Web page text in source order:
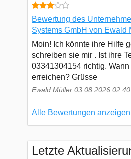
Bewertung des
Systems GmbH von Ewald
Moin! Ich könnte ihre Hilfe
schreiben sie mir . Ist ihre
03341304154 richtig.
erreichen? Grüsse
Ewald Müller 03.08.2026 02:40
Alle Bewertungen anzeigen
Letzte